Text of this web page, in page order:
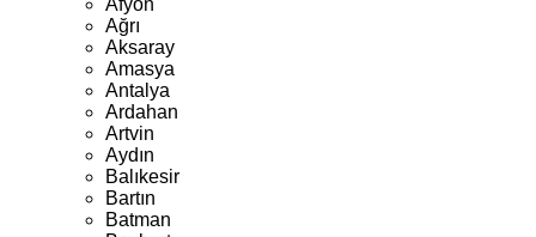
Afyon
Ağrı
Aksaray
Amasya
Antalya
Ardahan
Artvin
Aydın
Balıkesir
Bartın
Batman